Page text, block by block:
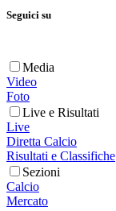
Seguici su
Media
Video
Foto
Live e Risultati
Live
Diretta Calcio
Risultati e Classifiche
Sezioni
Calcio
Mercato